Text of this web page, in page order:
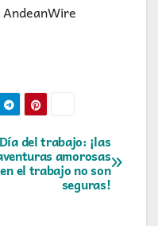
Día del trabajo: ¡las
amorosas
en el trabajo no son
seguras!